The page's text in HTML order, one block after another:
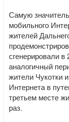
Самую
мобильного
жителей
сгенерировали
аналогичный
жители Чукотки
Интернета в
третьем месте
раз.